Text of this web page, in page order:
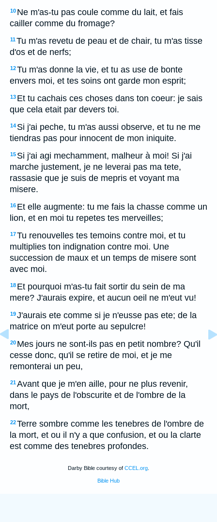
10 Ne m'as-tu pas coule comme du lait, et fais
cailler comme du fromage?
11Tu m'as revetu de peau et de chair, tu m'as tisse
d'os et de nerfs;
12Tu m'as donne la vie, et tu as use de bonte
envers moi, et tes soins ont garde mon esprit;
13 Et tu cachais ces choses dans ton coeur: je sais
que cela etait par devers toi.
14 Si j'ai peche, tu m'as aussi observe, et tu ne me
tiendras pas pour innocent de mon iniquite.
15 Si j'ai agi mechamment, malheur à moi! Si j'ai
marche justement, je ne leverai pas ma tete,
rassasie que je suis de mepris et voyant ma
misere.
16 Et elle augmente: tu me fais la chasse comme un
lion, et en moi tu repetes tes merveilles;
17Tu renouvelles tes temoins contre moi, et tu
multiplies ton indignation contre moi. Une
succession de maux et un temps de misere sont
avec moi.
18 Et pourquoi m'as-tu fait sortir du sein de ma
mere? J'aurais expire, et aucun oeil ne m'eut vu!
19J'aurais ete comme si je n'eusse pas ete; de la
matrice on m'eut porte au sepulcre!
20 Mes jours ne sont-ils pas en petit nombre? Qu'il
cesse donc, qu'il se retire de moi, et je me
remonterai un peu,
21Avant que je m'en aille, pour ne plus revenir,
dans le pays de l'obscurite et de l'ombre de la
mort,
22Terre sombre comme les tenebres de l'ombre de
la mort, et ou il n'y a que confusion, et ou la clarte
est comme des tenebres profondes.
Darby Bible courtesy of CCEL.org
Bible Hub